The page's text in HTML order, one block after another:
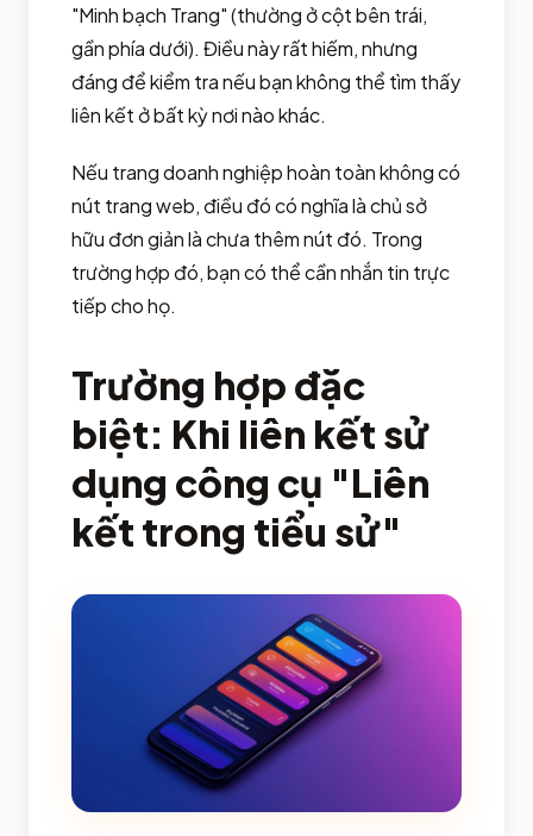
"Minh bạch Trang" (thường ở cột bên trái,
gần phía dưới). Điều này rất hiếm, nhưng
đáng để kiểm tra nếu bạn không thể tìm thấy
liên kết ở bất kỳ nơi nào khác.
Nếu trang doanh nghiệp hoàn toàn không có
nút trang web, điều đó có nghĩa là chủ sở
hữu đơn giản là chưa thêm nút đó. Trong
trường hợp đó, bạn có thể cần nhắn tin trực
tiếp cho họ.
Trường hợp đặc
biệt: Khi liên kết sử
dụng công cụ "Liên
kết trong tiểu sử"